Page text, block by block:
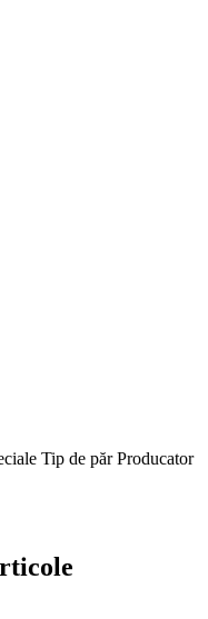
Tip de păr Producator